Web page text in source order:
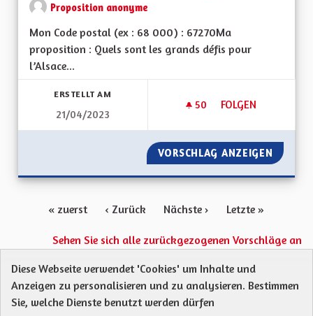
Proposition anonyme
Mon Code postal (ex : 68 000) : 67270Ma
proposition : Quels sont les grands défis pour
l’Alsace...
ERSTELLT AM
21/04/2023
50 50 FOLLOWER
FOLGEN
MAINTIEN DE
VORSCHLAG ANZEIGEN
« zuerst ‹ Zurück Nächste › Letzte »
Sehen Sie sich alle zurückgezogenen Vorschläge an
Protection des Données
Charte de contribution
Mentions légales
Was sind Gremien?
Diese Webseite verwendet 'Cookies' um Inhalte und
Anzeigen zu personalisieren und zu analysieren. Bestimmen
Sie, welche Dienste benutzt werden dürfen